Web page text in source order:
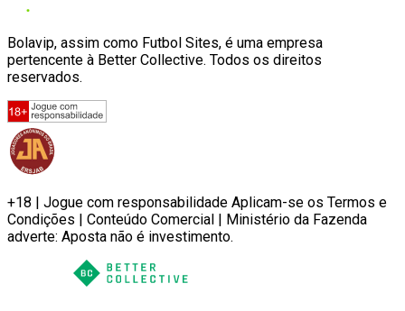
Bolavip, assim como Futbol Sites, é uma empresa
pertencente à Better Collective. Todos os direitos
reservados.
+18 | Jogue com responsabilidade Aplicam-se os Termos e
Condições | Conteúdo Comercial | Ministério da Fazenda
adverte: Aposta não é investimento.